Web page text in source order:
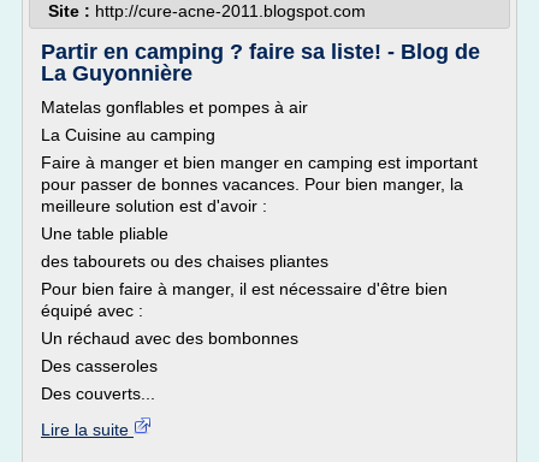
Site : http://cure-acne-2011.blogspot.com
Partir en camping ? faire sa liste! - Blog de
La Guyonnière
Matelas gonflables et pompes à air
La Cuisine au camping
Faire à manger et bien manger en camping est important
pour passer de bonnes vacances. Pour bien manger, la
meilleure solution est d'avoir :
Une table pliable
des tabourets ou des chaises pliantes
Pour bien faire à manger, il est nécessaire d'être bien
équipé avec :
Un réchaud avec des bombonnes
Des casseroles
Des couverts...
Lire la suite